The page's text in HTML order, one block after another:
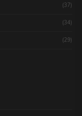
(37)
(34)
(29)